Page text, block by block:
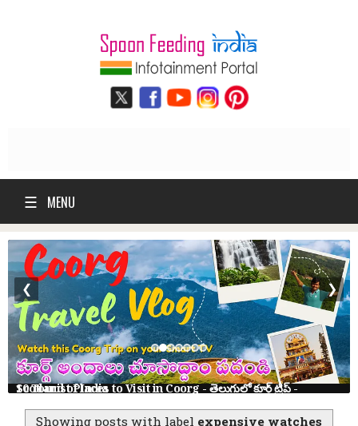
☰ MENU
10 Tourist Places to Visit in Coorg - తెలుగులో కూర్గ్ ట్రిప్ - Scotland of India
❮ ❯
Showing posts with label expensive watches